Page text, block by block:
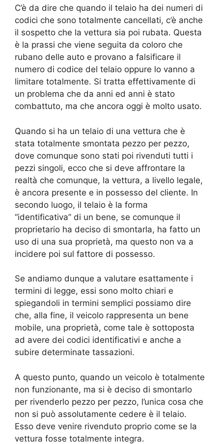
C’è da dire che quando il telaio ha dei numeri di
codici che sono totalmente cancellati, c’è anche
il sospetto che la vettura sia poi rubata. Questa
è la prassi che viene seguita da coloro che
rubano delle auto e provano a falsificare il
numero di codice del telaio oppure lo vanno a
limitare totalmente. Si tratta effettivamente di
un problema che da anni ed anni è stato
combattuto, ma che ancora oggi è molto usato.
Quando si ha un telaio di una vettura che è
stata totalmente smontata pezzo per pezzo,
dove comunque sono stati poi rivenduti tutti i
pezzi singoli, ecco che si deve affrontare la
realtà che comunque, la vettura, a livello legale,
è ancora presente e in possesso del cliente. In
secondo luogo, il telaio è la forma
“identificativa” di un bene, se comunque il
proprietario ha deciso di smontarla, ha fatto un
uso di una sua proprietà, ma questo non va a
incidere poi sul fattore di possesso.
Se andiamo dunque a valutare esattamente i
termini di legge, essi sono molto chiari e
spiegandoli in termini semplici possiamo dire
che, alla fine, il veicolo rappresenta un bene
mobile, una proprietà, come tale è sottoposta
ad avere dei codici identificativi e anche a
subire determinate tassazioni.
A questo punto, quando un veicolo è totalmente
non funzionante, ma si è deciso di smontarlo
per rivenderlo pezzo per pezzo, l’unica cosa che
non si può assolutamente cedere è il telaio.
Esso deve venire rivenduto proprio come se la
vettura fosse totalmente integra.